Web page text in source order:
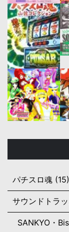
パチスロ魂 (15)
サウンドトラ
SANKYO・